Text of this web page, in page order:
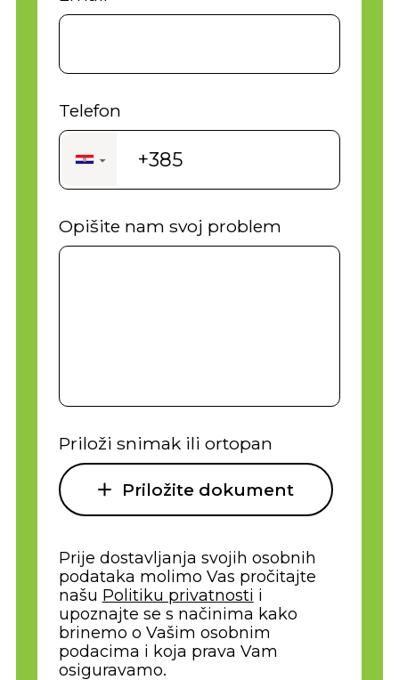
Telefon
▼ +385
Opišite nam svoj problem
Priloži snimak ili ortopan
Priložite dokument
Prije dostavljanja svojih osobnih
podataka molimo Vas pročitajte
našu Politiku privatnosti i
upoznajte se s načinima kako
brinemo o Vašim osobnim
podacima i koja prava Vam
osiguravamo.